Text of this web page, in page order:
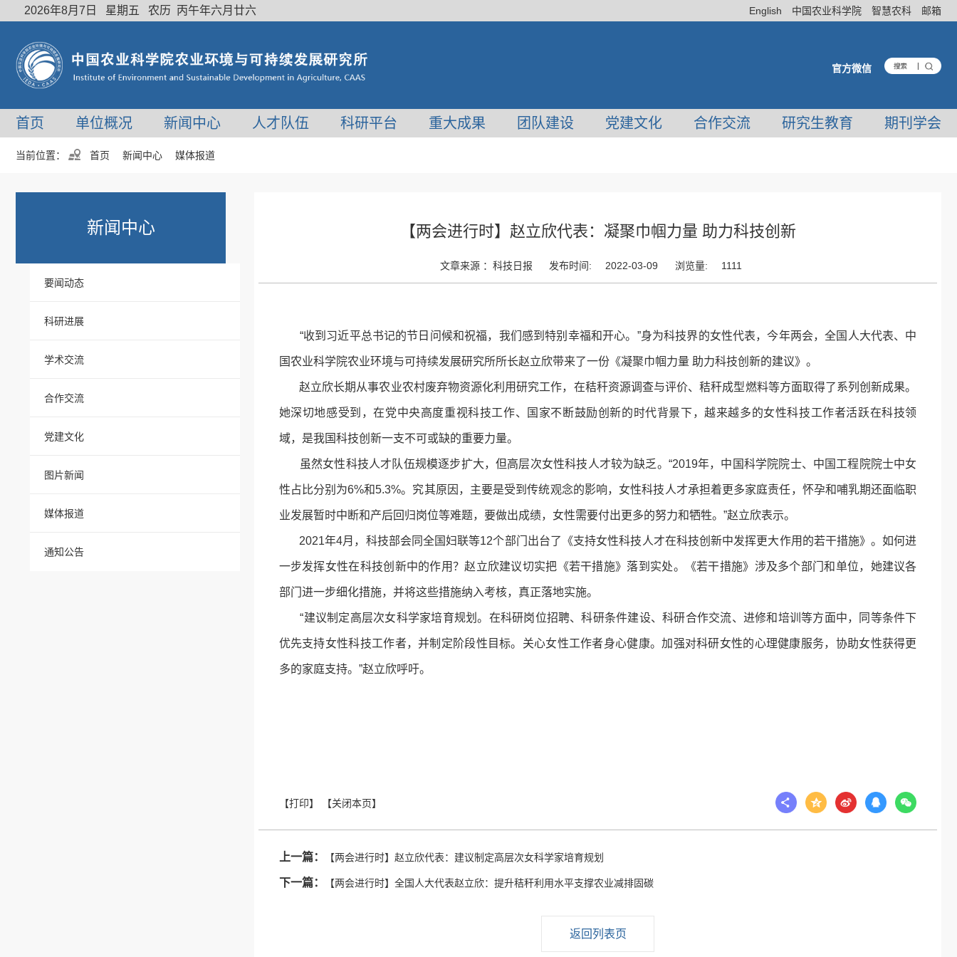
2026年8月7日 星期五 农历 丙午年六月廿六 English 中国农业科学院 智慧农科 邮箱
官方微信
首页 单位概况 新闻中心 人才队伍 科研平台 重大成果 团队建设 党建文化 合作交流 研究生教育 期刊学会
当前位置： 首页 新闻中心 媒体报道
新闻中心
要闻动态
科研进展
学术交流
合作交流
党建文化
图片新闻
媒体报道
通知公告
【两会进行时】赵立欣代表：凝聚巾帼力量 助力科技创新
文章来源 ：科技日报 发布时间: 2022-03-09 浏览量: 1111
“收到习近平总书记的节日问候和祝福，我们感到特别幸福和开心。”身为科技界的女性代表，今年两会，全国人大代表、中
国农业科学院农业环境与可持续发展研究所所长赵立欣带来了一份《凝聚巾帼力量 助力科技创新的建议》。
赵立欣长期从事农业农村废弃物资源化利用研究工作，在秸秆资源调查与评价、秸秆成型燃料等方面取得了系列创新成果。
她深切地感受到，在党中央高度重视科技工作、国家不断鼓励创新的时代背景下，越来越多的女性科技工作者活跃在科技领
域，是我国科技创新一支不可或缺的重要力量。
虽然女性科技人才队伍规模逐步扩大，但高层次女性科技人才较为缺乏。“2019年，中国科学院院士、中国工程院院士中女
性占比分别为6%和5.3%。究其原因，主要是受到传统观念的影响，女性科技人才承担着更多家庭责任，怀孕和哺乳期还面临职
业发展暂时中断和产后回归岗位等难题，要做出成绩，女性需要付出更多的努力和牺牲。”赵立欣表示。
2021年4月，科技部会同全国妇联等12个部门出台了《支持女性科技人才在科技创新中发挥更大作用的若干措施》。如何进
一步发挥女性在科技创新中的作用？赵立欣建议切实把《若干措施》落到实处。《若干措施》涉及多个部门和单位，她建议各
部门进一步细化措施，并将这些措施纳入考核，真正落地实施。
“建议制定高层次女科学家培育规划。在科研岗位招聘、科研条件建设、科研合作交流、进修和培训等方面中，同等条件下
优先支持女性科技工作者，并制定阶段性目标。关心女性工作者身心健康。加强对科研女性的心理健康服务，协助女性获得更
多的家庭支持。”赵立欣呼吁。
上一篇： 【两会进行时】赵立欣代表：建议制定高层次女科学家培育规划
下一篇： 【两会进行时】全国人大代表赵立欣：提升秸秆利用水平支撑农业减排固碳
返回列表页